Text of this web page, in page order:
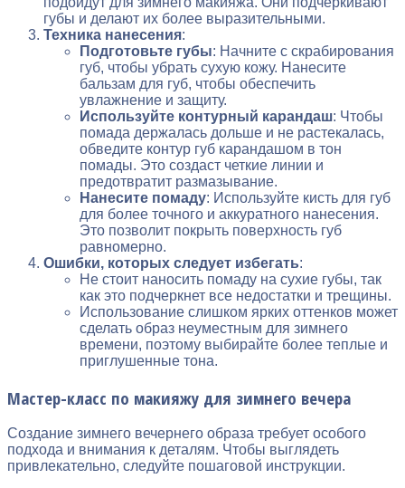
губы и делают их более выразительными.
Техника нанесения:
Подготовьте губы: Начните с скрабирования
губ, чтобы убрать сухую кожу. Нанесите
бальзам для губ, чтобы обеспечить
увлажнение и защиту.
Используйте контурный карандаш: Чтобы
помада держалась дольше и не растекалась,
обведите контур губ карандашом в тон
помады. Это создаст четкие линии и
предотвратит размазывание.
Нанесите помаду: Используйте кисть для губ
для более точного и аккуратного нанесения.
Это позволит покрыть поверхность губ
равномерно.
Ошибки, которых следует избегать:
Не стоит наносить помаду на сухие губы, так
как это подчеркнет все недостатки и трещины.
Использование слишком ярких оттенков может
сделать образ неуместным для зимнего
времени, поэтому выбирайте более теплые и
приглушенные тона.
Мастер-класс по макияжу для зимнего вечера
Создание зимнего вечернего образа требует особого
подхода и внимания к деталям. Чтобы выглядеть
привлекательно, следуйте пошаговой инструкции.